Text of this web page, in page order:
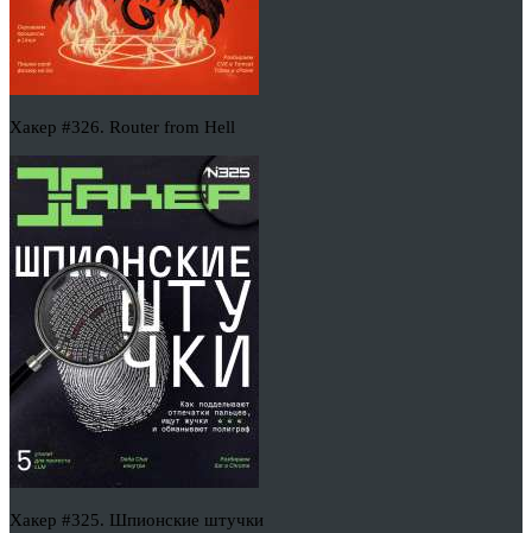
Хакер #326. Router from Hell
Хакер #325. Шпионские штучки